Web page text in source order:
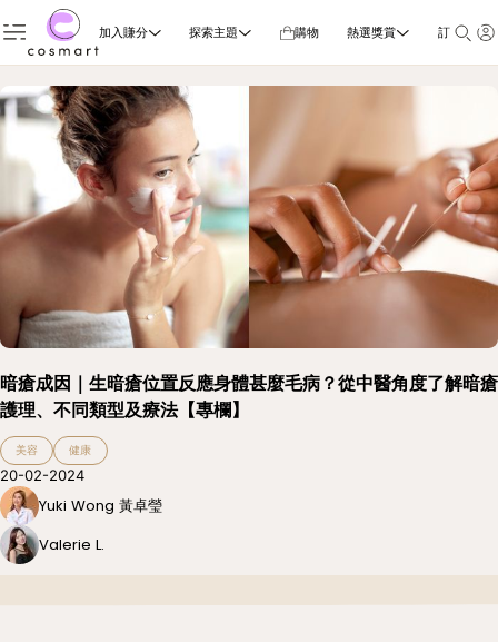
加入賺分 探索主題 購物 熱選獎賞 訂閱雜誌
暗瘡成因｜生暗瘡位置反應身體甚麼毛病？從中醫角度了解暗瘡
護理、不同類型及療法【專欄】
美容 健康
20-02-2024
Yuki Wong 黃卓瑩
Valerie L.